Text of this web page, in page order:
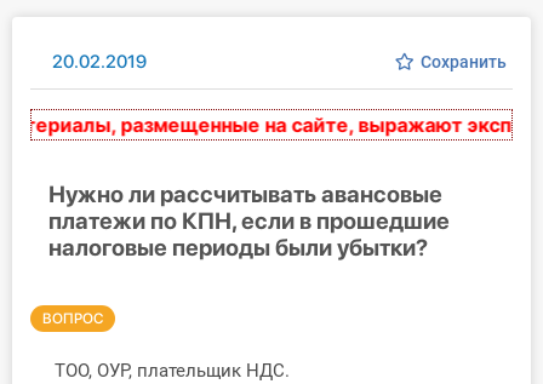
Главная ИС
Консультации
Правовая база
Библиотека бухгалтера
Инструменты
Вебинары
20.02.2019 Сохранить
размещенные на сайте, выражают
Нужно ли рассчитывать авансовые
платежи по КПН, если в прошедшие
налоговые периоды были убытки?
ВОПРОС
ТОО, ОУР, плательщик НДС.